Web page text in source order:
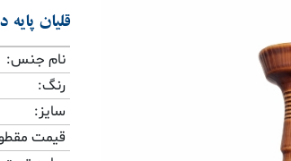
قلیان پایه
نام جنس:
رنگ:
سایز:
قیمت